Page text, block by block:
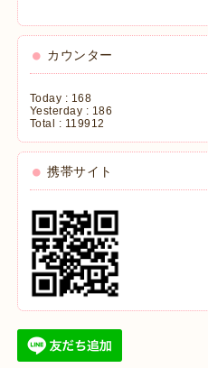
カウンター
Today : 168
Yesterday : 186
Total : 119912
携帯サイト